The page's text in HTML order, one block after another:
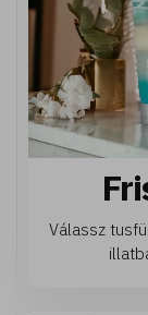
Válassz